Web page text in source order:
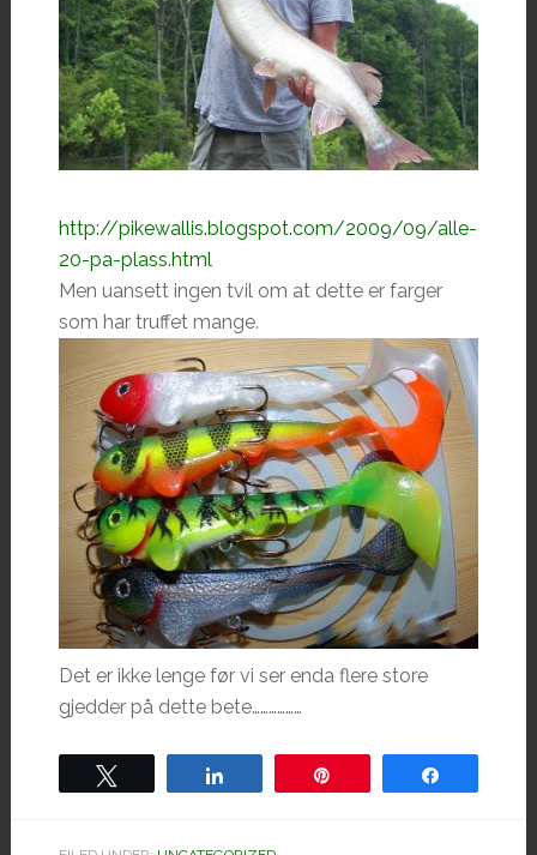
http://pikewallis.blogspot.com/2009/09/alle-
20-pa-plass.html
Men uansett ingen tvil om at dette er farger
som har truffet mange.
Det er ikke lenge før vi ser enda flere store
gjedder på dette bete………………